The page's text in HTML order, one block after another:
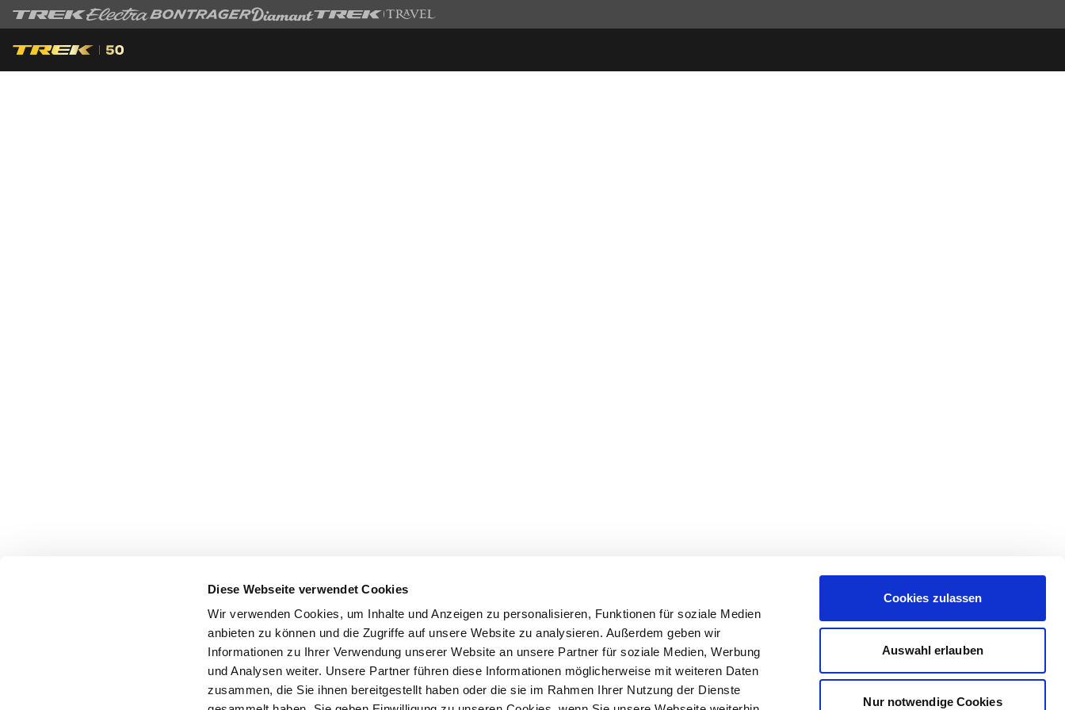
Diese Webseite verwendet Cookies
Wir verwenden Cookies, um Inhalte und Anzeigen zu personalisieren, Funktionen für soziale Medien
anbieten zu können und die Zugriffe auf unsere Website zu analysieren. Außerdem geben wir
Informationen zu Ihrer Verwendung unserer Website an unsere Partner für soziale Medien, Werbung
und Analysen weiter. Unsere Partner führen diese Informationen möglicherweise mit weiteren Daten
zusammen, die Sie ihnen bereitgestellt haben oder die sie im Rahmen Ihrer Nutzung der Dienste
Cookies zulassen
Auswahl erlauben
Nur notwendige Cookies